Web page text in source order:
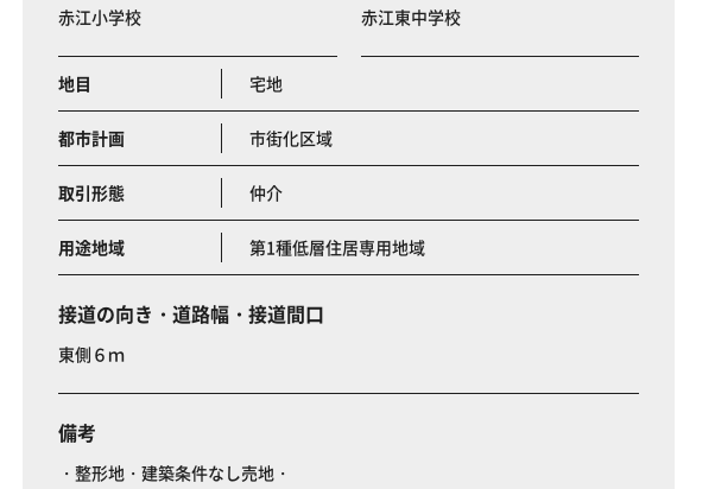
赤江小学校 赤江東中学校
地目 宅地
都市計画 市街化区域
取引形態 仲介
用途地域 第1種低層住居専用地域
接道の向き・道路幅・接道間口
東側６ｍ
備考
・整形地・建築条件なし売地・